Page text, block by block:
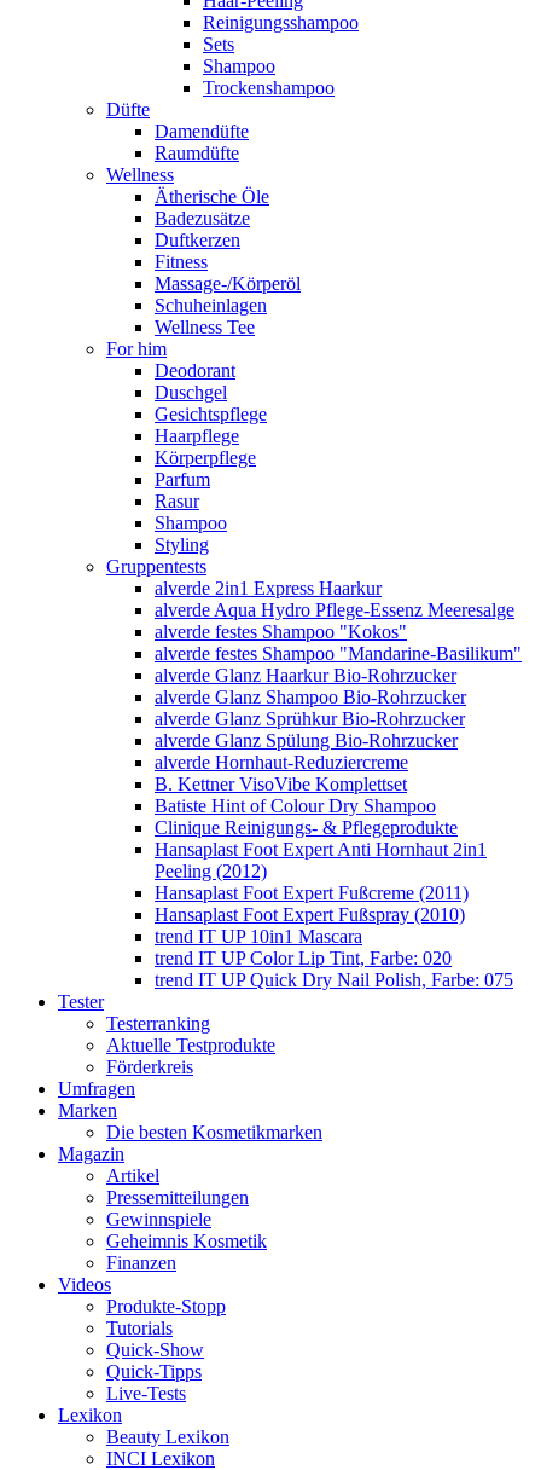
Reinigungsshampoo
Sets
Shampoo
Trockenshampoo
Düfte
Damendüfte
Raumdüfte
Wellness
Ätherische Öle
Badezusätze
Duftkerzen
Fitness
Massage-/Körperöl
Schuheinlagen
Wellness Tee
For him
Deodorant
Duschgel
Gesichtspflege
Haarpflege
Körperpflege
Parfum
Rasur
Shampoo
Styling
Gruppentests
alverde 2in1 Express Haarkur
alverde Aqua Hydro Pflege-Essenz Meeresalge
alverde festes Shampoo "Kokos"
alverde festes Shampoo "Mandarine-Basilikum"
alverde Glanz Haarkur Bio-Rohrzucker
alverde Glanz Shampoo Bio-Rohrzucker
alverde Glanz Sprühkur Bio-Rohrzucker
alverde Glanz Spülung Bio-Rohrzucker
alverde Hornhaut-Reduziercreme
B. Kettner VisoVibe Komplettset
Batiste Hint of Colour Dry Shampoo
Clinique Reinigungs- & Pflegeprodukte
Hansaplast Foot Expert Anti Hornhaut 2in1
Peeling (2012)
Hansaplast Foot Expert Fußcreme (2011)
Hansaplast Foot Expert Fußspray (2010)
trend IT UP 10in1 Mascara
trend IT UP Color Lip Tint, Farbe: 020
trend IT UP Quick Dry Nail Polish, Farbe: 075
Tester
Testerranking
Aktuelle Testprodukte
Förderkreis
Umfragen
Marken
Die besten Kosmetikmarken
Magazin
Artikel
Pressemitteilungen
Gewinnspiele
Geheimnis Kosmetik
Finanzen
Videos
Produkte-Stopp
Tutorials
Quick-Show
Quick-Tipps
Live-Tests
Lexikon
Beauty Lexikon
INCI Lexikon